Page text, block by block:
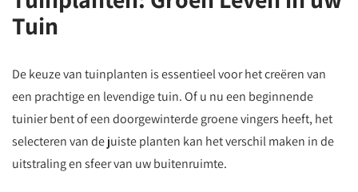
Tuin
De keuze van tuinplanten is essentieel voor het creëren van
een prachtige en levendige tuin. Of u nu een beginnende
tuinier bent of een doorgewinterde groene vingers heeft, het
selecteren van de juiste planten kan het verschil maken in de
uitstraling en sfeer van uw buitenruimte.